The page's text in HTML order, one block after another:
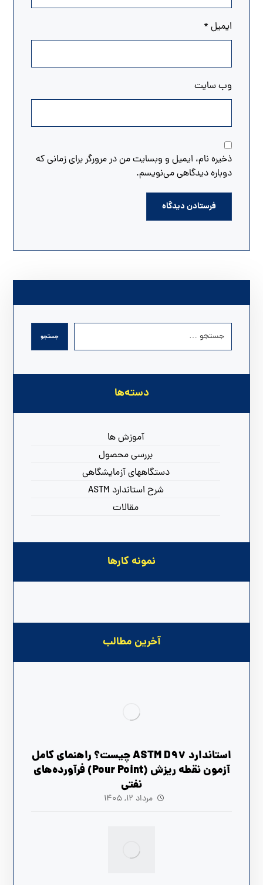
ایمیل *
وب‌ سایت
ذخیره نام، ایمیل و وبسایت من در مرورگر برای زمانی که
دوباره دیدگاهی می‌نویسم.
دسته‌ها
آموزش ها
بررسی محصول
دستگاههای آزمایشگاهی
شرح استاندارد ASTM
مقالات
نمونه کارها
آخرین مطالب
استاندارد ASTM D97 چیست؟ راهنمای کامل
آزمون نقطه ریزش (Pour Point) فرآورده‌های
نفتی
مرداد ۱۲, ۱۴۰۵